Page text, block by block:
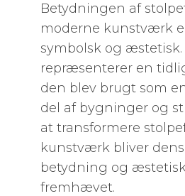
Betydningen af
moderne kunstværk
symbolsk og æstetisk.
repræsenterer en
den blev brugt som
del af bygninger og
at transformere
kunstværk bliver
betydning og
fremhævet.